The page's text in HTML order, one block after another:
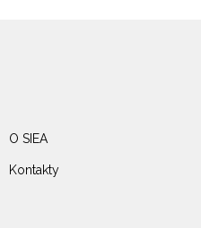
O SIEA
Kontakty